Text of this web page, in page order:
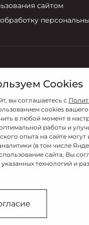
ощущение
дефектами
был
в одометр.
покупателя
с регулярным
работами
холостого хода,
ЭБУ, светового
покупателя
сайтом
89
Cookies
вы соглашаетесь с
cookies
в любой момент в
работы и
опыта на сайте могут
(в том числе
сайта, Вы
технологий и